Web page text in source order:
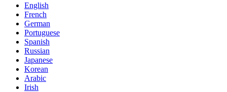
English
French
German
Portuguese
Spanish
Russian
Japanese
Korean
Arabic
Irish